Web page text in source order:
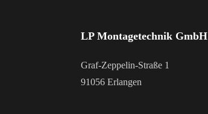
LP Montagetechnik GmbH
Graf-Zeppelin-Straße 1
91056 Erlangen